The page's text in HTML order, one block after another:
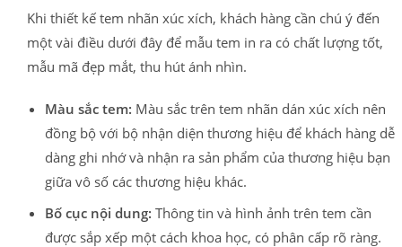
Khi thiết kế tem nhãn xúc xích, khách hàng cần chú ý đến
một vài điều dưới đây để mẫu tem in ra có chất lượng tốt,
mẫu mã đẹp mắt, thu hút ánh nhìn.
Màu sắc tem: Màu sắc trên tem nhãn dán xúc xích nên
đồng bộ với bộ nhận diện thương hiệu để khách hàng dễ
dàng ghi nhớ và nhận ra sản phẩm của thương hiệu bạn
giữa vô số các thương hiệu khác.
Bố cục nội dung: Thông tin và hình ảnh trên tem cần
được sắp xếp một cách khoa học, có phân cấp rõ ràng.